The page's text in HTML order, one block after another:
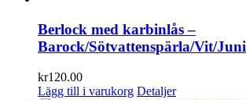
Berlock med karbinlås –
Barock/Sötvattenspärla/Vit/Juni
kr120.00
Lägg till i varukorg Detaljer